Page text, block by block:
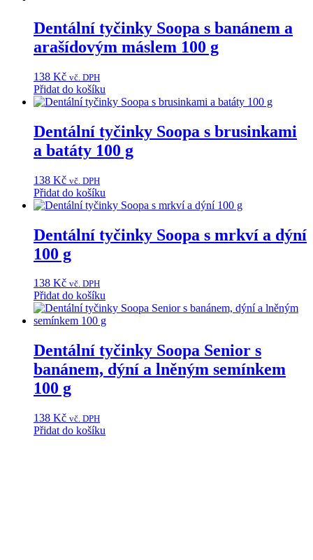
Dentální tyčinky Soopa s banánem a
arašídovým máslem 100 g
138 Kč vč. DPH
Přidat do košíku
Dentální tyčinky Soopa s brusinkami
a batáty 100 g
138 Kč vč. DPH
Přidat do košíku
Dentální tyčinky Soopa s mrkví a dýní
100 g
138 Kč vč. DPH
Přidat do košíku
Dentální tyčinky Soopa Senior s
banánem, dýní a lněným semínkem
100 g
138 Kč vč. DPH
Přidat do košíku